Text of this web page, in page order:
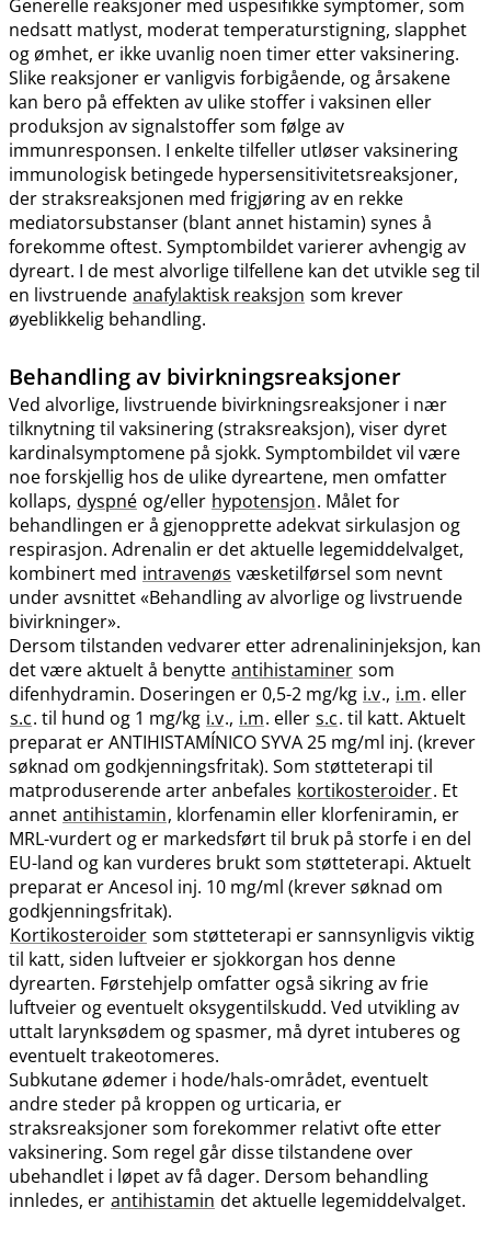
Generelle reaksjoner med uspesifikke symptomer, som
nedsatt matlyst, moderat temperaturstigning, slapphet
og ømhet, er ikke uvanlig noen timer etter vaksinering.
Slike reaksjoner er vanligvis forbigående, og årsakene
kan bero på effekten av ulike stoffer i vaksinen eller
produksjon av signalstoffer som følge av
immunresponsen. I enkelte tilfeller utløser vaksinering
immunologisk betingede hypersensitivitetsreaksjoner,
der straksreaksjonen med frigjøring av en rekke
mediatorsubstanser (blant annet histamin) synes å
forekomme oftest. Symptombildet varierer avhengig av
dyreart. I de mest alvorlige tilfellene kan det utvikle seg til
en livstruende anafylaktisk reaksjon som krever
øyeblikkelig behandling.
Behandling av bivirkningsreaksjoner
Ved alvorlige, livstruende bivirkningsreaksjoner i nær
tilknytning til vaksinering (straksreaksjon), viser dyret
kardinalsymptomene på sjokk. Symptombildet vil være
noe forskjellig hos de ulike dyreartene, men omfatter
kollaps, dyspné og​/​eller hypotensjon. Målet for
behandlingen er å gjenopprette adekvat sirkulasjon og
respirasjon. Adrenalin er det aktuelle legemiddelvalget,
kombinert med intravenøs væsketilførsel som nevnt
under avsnittet «Behandling av alvorlige og livstruende
bivirkninger».
Dersom tilstanden vedvarer etter adrenalininjeksjon, kan
det være aktuelt å benytte antihistaminer som
difenhydramin. Doseringen er 0,5-2 mg/kg i.v., i.m. eller
s.c. til hund og 1 mg/kg i.v., i.m. eller s.c. til katt. Aktuelt
preparat er ANTIHISTAMÍNICO SYVA 25 mg/ml inj. (krever
søknad om godkjenningsfritak). Som støtteterapi til
matproduserende arter anbefales kortikosteroider. Et
annet antihistamin, klorfenamin eller klorfeniramin, er
MRL-vurdert og er markedsført til bruk på storfe i en del
EU-land og kan vurderes brukt som støtteterapi. Aktuelt
preparat er Ancesol inj. 10 mg/ml (krever søknad om
godkjenningsfritak).
Kortikosteroider som støtteterapi er sannsynligvis viktig
til katt, siden luftveier er sjokkorgan hos denne
dyrearten. Førstehjelp omfatter også sikring av frie
luftveier og eventuelt oksygentilskudd. Ved utvikling av
uttalt larynksødem og spasmer, må dyret intuberes og
eventuelt trakeotomeres.
Subkutane ødemer i hode​/​hals-området, eventuelt
andre steder på kroppen og urticaria, er
straksreaksjoner som forekommer relativt ofte etter
vaksinering. Som regel går disse tilstandene over
ubehandlet i løpet av få dager. Dersom behandling
innledes, er antihistamin det aktuelle legemiddelvalget.